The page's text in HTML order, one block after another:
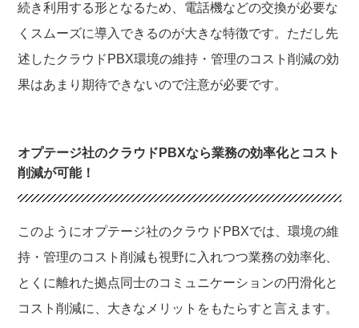
続き利用する形となるため、電話機などの交換が必要な
くスムーズに導入できるのが大きな特徴です。ただし先
述したクラウドPBX環境の維持・管理のコスト削減の効
果はあまり期待できないので注意が必要です。
オプテージ社のクラウドPBXなら業務の効率化とコスト
削減が可能！
このようにオプテージ社のクラウドPBXでは、環境の維
持・管理のコスト削減も視野に入れつつ業務の効率化、
とくに離れた拠点同士のコミュニケーションの円滑化と
コスト削減に、大きなメリットをもたらすと言えます。